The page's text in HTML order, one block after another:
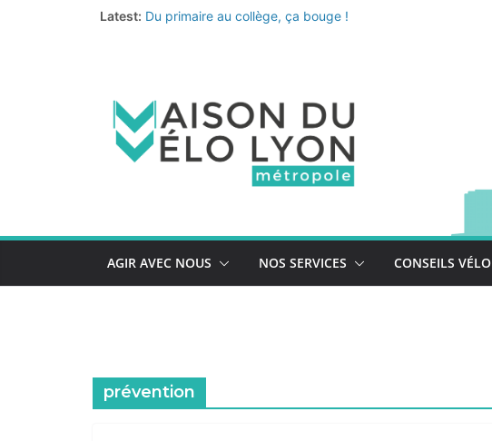
Latest: Du primaire au collège, ça bouge !
AGIR AVEC NOUS NOS SERVICES CONSEILS VÉLO
prévention